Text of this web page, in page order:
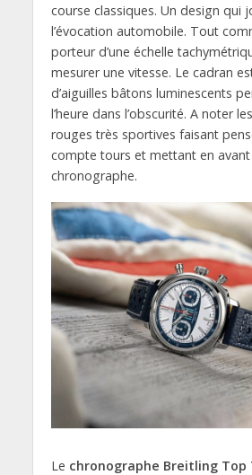
course classiques. Un design qui
l’évocation automobile. Tout
porteur d’une échelle
mesurer une vitesse. Le cadran
d’aiguilles bâtons luminescents
l’heure dans l’obscurité. A noter
rouges très sportives faisant
compte tours et mettant en
chronographe.
Le chronographe Breitling Top